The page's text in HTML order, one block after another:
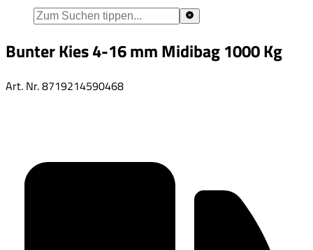
Bunter Kies 4-16 mm Midibag 1000 Kg
Art. Nr.8719214590468